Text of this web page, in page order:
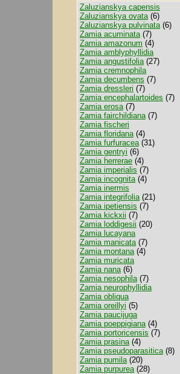
Zaluzianskya capensis
Zaluzianskya ovata(6)
Zaluzianskya pulvinata(6)
Zamia acuminata(7)
Zamia amazonum (4)
Zamia amblyphyllidia
Zamia angustifolia(27)
Zamia cremnophila
Zamia decumbens (7)
Zamia dressleri (7)
Zamia encephalartoides (7)
Zamia erosa(7)
Zamia fairchildiana(7)
Zamia fischeri
Zamia floridana(4)
Zamia furfuracea(31)
Zamia gentryi (6)
Zamia herrerae (4)
Zamia imperialis (7)
Zamia incognita(4)
Zamia inermis
Zamia integrifolia(21)
Zamia ipetiensis (7)
Zamia kickxii (7)
Zamia loddigesii (20)
Zamia lucayana
Zamia manicata(7)
Zamia montana(4)
Zamia muricata
Zamia nana(6)
Zamia nesophila(7)
Zamia neurophyllidia
Zamia obliqua
Zamia oreillyi (5)
Zamia paucijuga
Zamia poeppigiana(4)
Zamia portoricensis (7)
Zamia prasina(4)
Zamia pseudoparasitica(8)
Zamia pumila(20)
Zamia purpurea(28)